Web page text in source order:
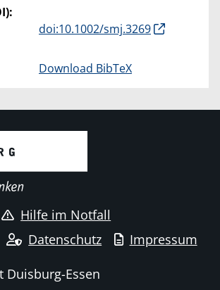
doi:10.1002/smj.3269
Download BibTeX
Hilfe im Notfall
Datenschutz Impressum
Essen